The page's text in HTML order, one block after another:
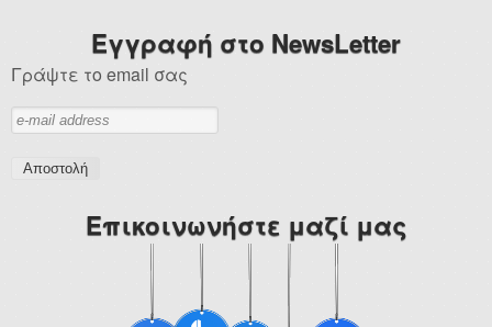
Τετράχρονες Εξωλέμβιες
Επικοινωνία
Εγγραφή στο NewsLetter
Γράψτε το email σας
Επικοινωνήστε μαζί μας